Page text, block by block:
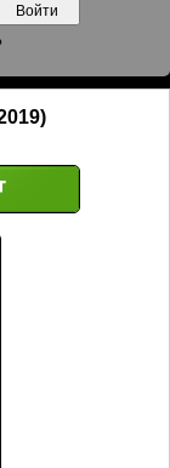
Войти